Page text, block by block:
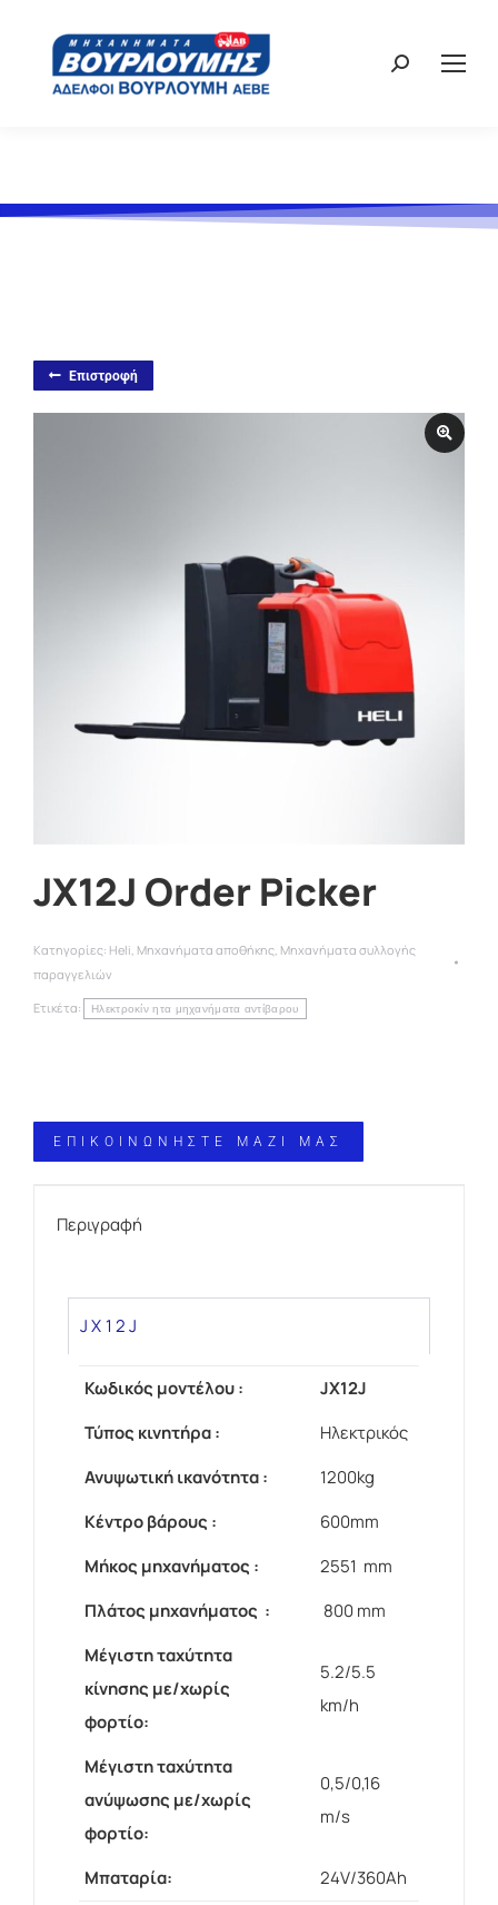
Επιστροφή
JX12J Order Picker
Κατηγορίες: Heli, Μηχανήματα αποθήκης, Μηχανήματα συλλογής
παραγγελιών
Ετικέτα:
Ηλεκτροκίν ητα μηχανήματα αντίβαρου
ΕΠΙΚΟΙΝΩΝΗΣΤΕ ΜΑΖΙ ΜΑΣ
Περιγραφή
JX12J
Κωδικός μοντέλου :
JX12J
Τύπος κινητήρα :
Ηλεκτρικός
Ανυψωτική ικανότητα :
1200kg
Κέντρο βάρους :
600mm
Μήκος μηχανήματος :
2551 mm
Πλάτος μηχανήματος :
800 mm
Μέγιστη ταχύτητα
κίνησης με/χωρίς
φορτίο:
5.2/5.5
km/h
Μέγιστη ταχύτητα
ανύψωσης με/χωρίς
φορτίο:
0,5/0,16
m/s
Μπαταρία: 24V/360Ah